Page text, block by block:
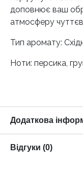
доповнює ваш
атмосферу
Тип аромату:
Ноти: персика,
Додаткова
Відгуки (0)